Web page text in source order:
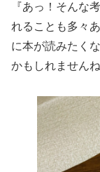
『あっ！そんな
れることも多々
に本が読みたく
かもしれません